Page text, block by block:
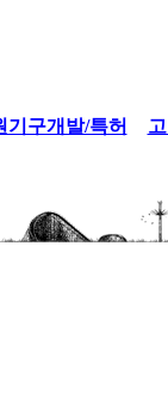
기구개발/특허